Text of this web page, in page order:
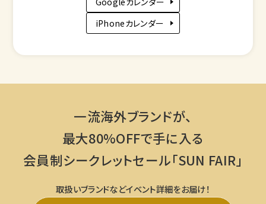
iPhoneカレンダー
一流海外ブランドが、
最大80%OFFで手に入る
会員制シークレットセール「SUN FAIR」
取扱いブランドなどイベント詳細をお届け！